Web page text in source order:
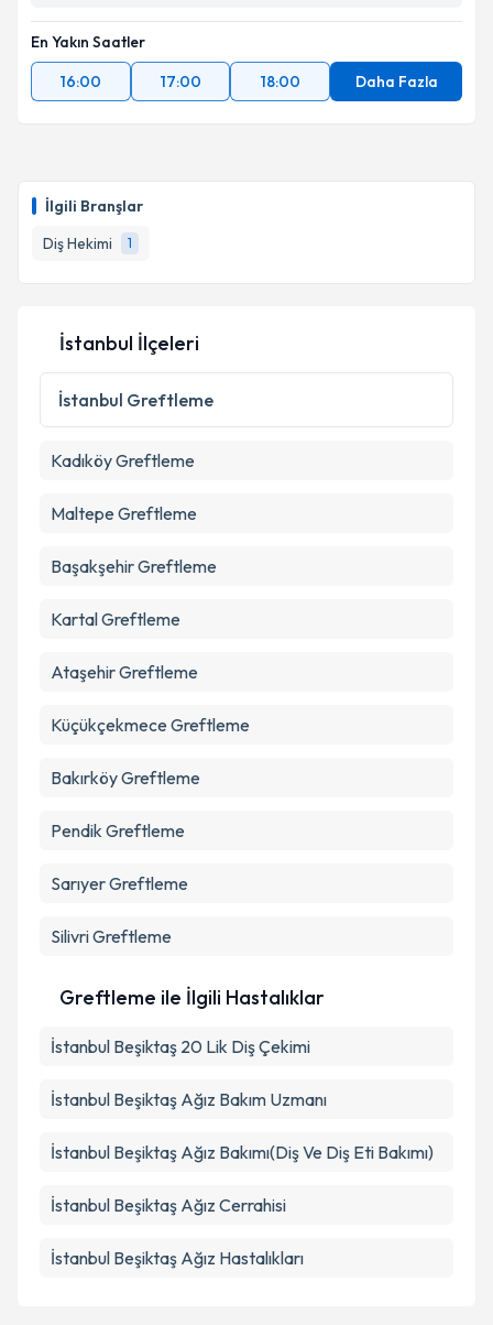
İlgili Branşlar
Diş Hekimi
1
En Yakın Saatler
16:00
17:00 18:00 Daha Fazla
İstanbul İlçeleri
İstanbul Greftleme
KadıköyGreftleme
Maltepe Greftleme
BaşakşehirGreftleme
KartalGreftleme
AtaşehirGreftleme
Küçükçekmece Greftleme
BakırköyGreftleme
Pendik Greftleme
SarıyerGreftleme
SilivriGreftleme
Greftleme ile İlgili Hastalıklar
İstanbul Beşiktaş 20 Lik Diş Çekimi
İstanbul Beşiktaş Ağız Bakım Uzmanı
İstanbul Beşiktaş Ağız Bakımı(Diş Ve Diş Eti Bakımı)
İstanbul Beşiktaş Ağız Cerrahisi
İstanbul Beşiktaş Ağız Hastalıkları